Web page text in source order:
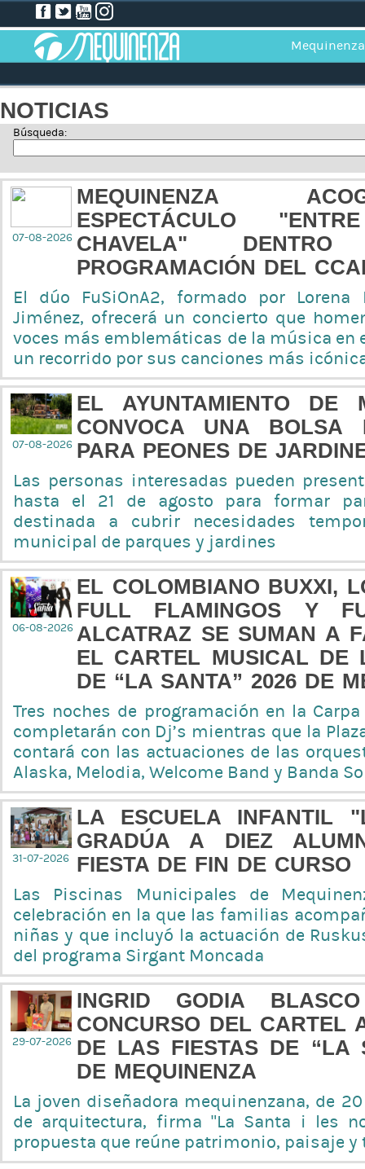
Mequinenza
NOTICIAS
Búsqueda:
MEQUINENZA
ESPECTÁCULO
CHAVELA"
PROGRAMACIÓN DEL
07-08-2026
El dúo FuSiOnA2, formado por Lorena
Jiménez, ofrecerá un concierto que
voces más emblemáticas de la música en
un recorrido por sus canciones más
EL AYUNTAMIENTO DE
CONVOCA UNA BOLSA
PARA PEONES DE
07-08-2026
Las personas interesadas pueden
hasta el 21 de agosto para formar
destinada a cubrir necesidades
municipal de parques y jardines
EL COLOMBIANO BUXXI,
FULL FLAMINGOS Y
ALCATRAZ SE SUMAN A
EL CARTEL MUSICAL DE
DE “LA SANTA” 2026 DE
06-08-2026
Tres noches de programación en la
completarán con Dj’s mientras que la
contará con las actuaciones de las
Alaska, Melodia, Welcome Band y Banda
LA ESCUELA INFANTIL
GRADÚA A DIEZ
FIESTA DE FIN DE CURSO
31-07-2026
Las Piscinas Municipales de
celebración en la que las familias
niñas y que incluyó la actuación de
del programa Sirgant Moncada
INGRID GODIA
CONCURSO DEL CARTEL
DE LAS FIESTAS DE “LA
DE MEQUINENZA
29-07-2026
La joven diseñadora mequinenzana, de
de arquitectura, firma “La Santa i les
propuesta que reúne patrimonio, paisaje